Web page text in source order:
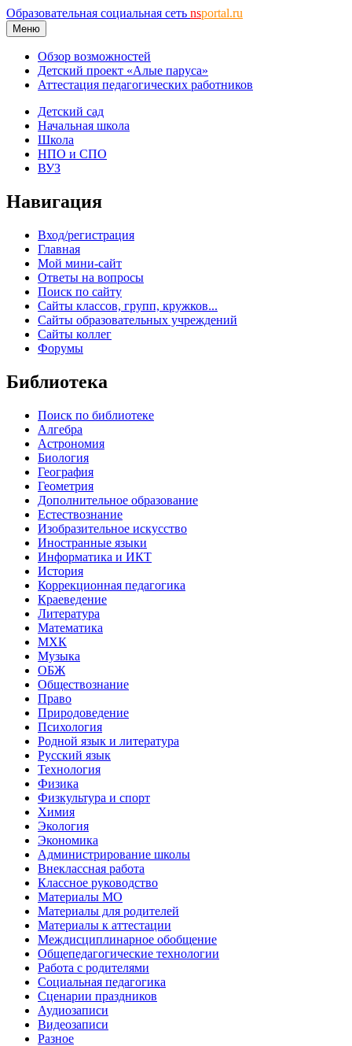
Образовательная социальная сеть nsportal.ru
Меню
Обзор возможностей
Детский проект «Алые паруса»
Аттестация педагогических работников
Детский сад
Начальная школа
Школа
НПО и СПО
ВУЗ
Навигация
Вход/регистрация
Главная
Мой мини-сайт
Ответы на вопросы
Поиск по сайту
Сайты классов, групп, кружков...
Сайты образовательных учреждений
Сайты коллег
Форумы
Библиотека
Поиск по библиотеке
Алгебра
Астрономия
Биология
География
Геометрия
Дополнительное образование
Естествознание
Изобразительное искусство
Иностранные языки
Информатика и ИКТ
История
Коррекционная педагогика
Краеведение
Литература
Математика
МХК
Музыка
ОБЖ
Обществознание
Право
Природоведение
Психология
Родной язык и литература
Русский язык
Технология
Физика
Физкультура и спорт
Химия
Экология
Экономика
Администрирование школы
Внеклассная работа
Классное руководство
Материалы МО
Материалы для родителей
Материалы к аттестации
Междисциплинарное обобщение
Общепедагогические технологии
Работа с родителями
Социальная педагогика
Сценарии праздников
Аудиозаписи
Видеозаписи
Разное